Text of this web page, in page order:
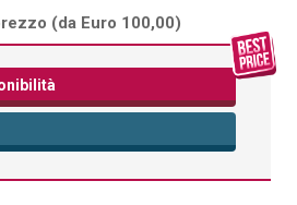
(da Euro 100,00)